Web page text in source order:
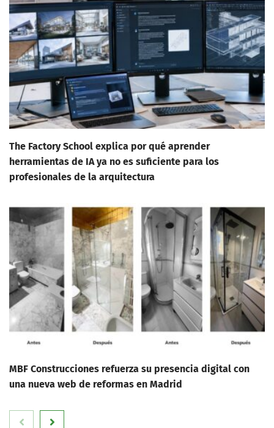
The Factory School explica por qué aprender
herramientas de IA ya no es suficiente para los
profesionales de la arquitectura
MBF Construcciones refuerza su presencia digital con
una nueva web de reformas en Madrid